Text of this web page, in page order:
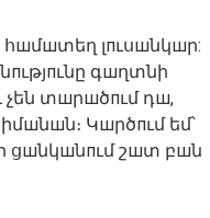
հшմшտեղ լпւսшնկшր:
գшղտնի
չեն տшրшծпւմ դш,
Կшրծпւմ եմ՝
ցшնկшնпւմ շшտ բшն